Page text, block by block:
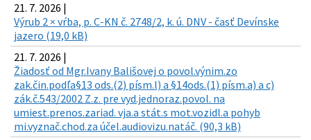
21. 7. 2026 |
Výrub 2 × vŕba, p. C-KN č. 2748/2, k. ú. DNV - časť Devínske
jazero (19,0 kB)
21. 7. 2026 |
Žiadosť od Mgr.Ivany Bališovej o povol.výnim.zo
zak.čin.podľa§13 ods.(2) písm.l) a §14ods.(1) písm.a) a c)
zák.č.543/2002 Z.z. pre vyd.jednoraz.povol. na
umiest.prenos.zariad. vja.a stát.s mot.vozidl.a pohyb
mi.vyznač.chod.za účel.audiovizu.natáč. (90,3 kB)